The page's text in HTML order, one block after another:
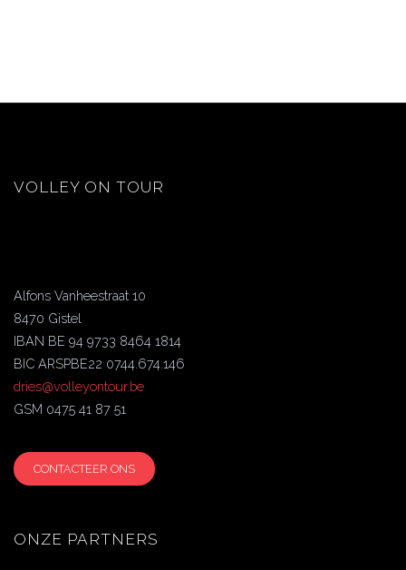
VOLLEY ON TOUR
Alfons Vanheestraat 10
8470 Gistel
IBAN BE 94 9733 8464 1814
BIC ARSPBE22 0744.674.146
dries@volleyontour.be
GSM 0475 41 87 51
CONTACTEER ONS
ONZE PARTNERS